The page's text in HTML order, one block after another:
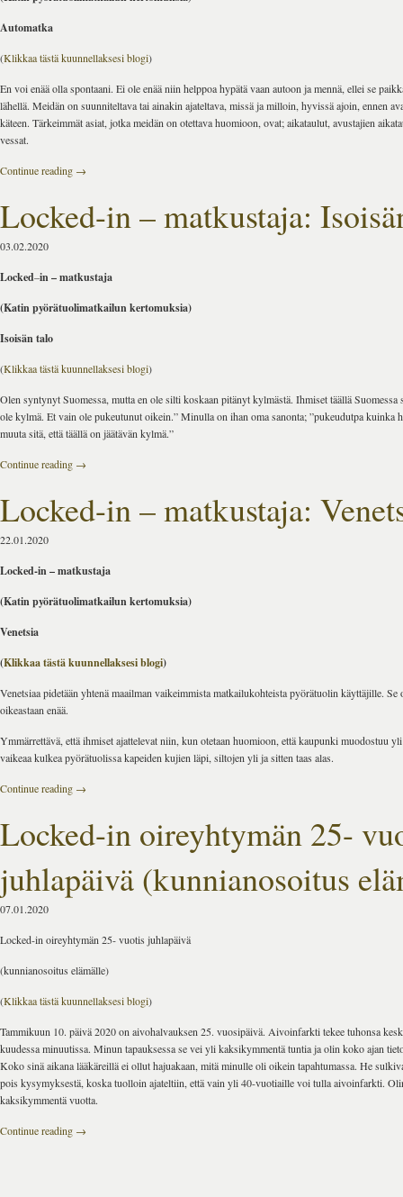
Automatka
(Klikkaa tästä kuunnellaksesi blogi)
En voi enää olla spontaani. Ei ole enää niin helppoa hypätä vaan autoon ja mennä, ellei se
lähellä. Meidän on suunniteltava tai ainakin ajateltava, missä ja milloin, hyvissä ajoin, ennen
käteen. Tärkeimmät asiat, jotka meidän on otettava huomioon, ovat; aikataulut, avustajien
vessat.
Continue reading →
Locked-in – matkustaja:
03.02.2020
Locked–in– matkustaja
(Katin pyörätuolimatkailun kertomuksia)
Isoisän talo
(Klikkaa tästä kuunnellaksesi blogi)
Olen syntynyt Suomessa, mutta en ole silti koskaan pitänyt kylmästä. Ihmiset täällä Suomessa
ole kylmä. Et vain ole pukeutunut oikein.” Minulla on ihan oma sanonta; ”pukeudutpa kuinka
muuta sitä, että täällä on jäätävän kylmä.”
Continue reading →
Locked-in – matkustaja:
22.01.2020
Locked-in – matkustaja
(Katin pyörätuolimatkailun kertomuksia)
Venetsia
(Klikkaa tästä kuunnellaksesi blogi)
Venetsiaa pidetään yhtenä maailman vaikeimmista matkailukohteista pyörätuolin käyttäjille. Se
oikeastaan enää.
Ymmärrettävä, että ihmiset ajattelevat niin, kun otetaan huomioon, että kaupunki muodostuu yli
vaikeaa kulkea pyörätuolissa kapeiden kujien läpi, siltojen yli ja sitten taas alas.
Continue reading →
Locked-in oireyhtymän 25-
juhlapäivä (kunnianosoitus
07.01.2020
Locked-in oireyhtymän 25- vuotis juhlapäivä
(kunnianosoitus elämälle)
(Klikkaa tästä kuunnellaksesi blogi)
Tammikuun 10. päivä 2020 on aivohalvauksen 25. vuosipäivä. Aivoinfarkti tekee tuhonsa
kuudessa minuutissa. Minun tapauksessa se vei yli kaksikymmentä tuntia ja olin koko ajan
Koko sinä aikana lääkäreillä ei ollut hajuakaan, mitä minulle oli oikein tapahtumassa. He
pois kysymyksestä, koska tuolloin ajateltiin, että vain yli 40-vuotiaille voi tulla aivoinfarkti.
kaksikymmentä vuotta.
Continue reading →